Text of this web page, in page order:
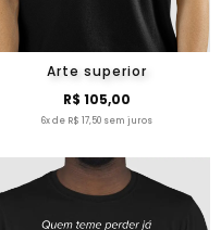
Arte superior
R$ 105,00
6x de R$ 17,50 sem juros